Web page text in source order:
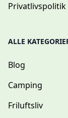
Privatlivspolitik
ALLE
Blog
Camping
Friluftsliv